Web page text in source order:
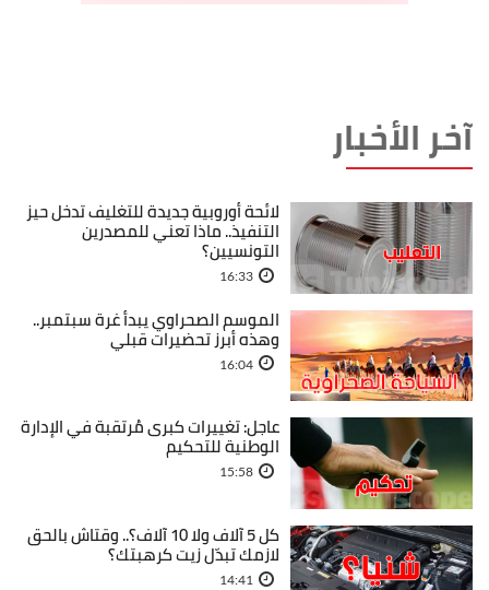
آخر الأخبار
لائحة أوروبية جديدة للتغليف تدخل حيز
التنفيذ.. ماذا تعني للمصدرين
التونسيين؟
16:33
الموسم الصحراوي يبدأ غرة سبتمبر..
وهذه أبرز تحضيرات قبلي
16:04
عاجل: تغييرات كبرى مُرتقبة في الإدارة
الوطنية للتحكيم
15:58
كل 5 آلاف ولا 10 آلاف؟.. وقتاش بالحق
لازمك تبدّل زيت كرهبتك؟
14:41